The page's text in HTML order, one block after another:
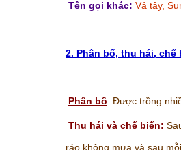
Tên gọi khác: Vả tây,
2. Phân bố, thu hái, chế
Phân bố: Được trồng
Thu hái và chế biến:
ráo không mưa và sau